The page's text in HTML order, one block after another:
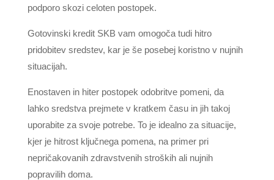
podporo skozi celoten postopek.
Gotovinski kredit SKB vam omogoča tudi hitro
pridobitev sredstev, kar je še posebej koristno v nujnih
situacijah.
Enostaven in hiter postopek odobritve pomeni, da
lahko sredstva prejmete v kratkem času in jih takoj
uporabite za svoje potrebe. To je idealno za situacije,
kjer je hitrost ključnega pomena, na primer pri
nepričakovanih zdravstvenih stroških ali nujnih
popravilih doma.